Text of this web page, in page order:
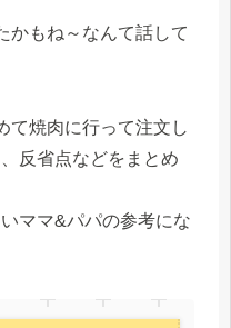
かもね～なんて話して
て焼肉に行って注文し
反省点などをまとめ
ママ&パパの参考にな